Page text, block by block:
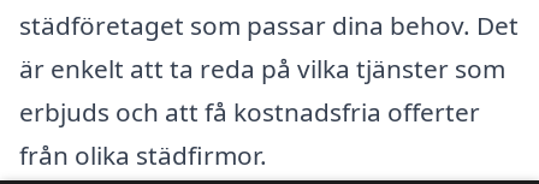
städföretaget som passar dina behov. Det
är enkelt att ta reda på vilka tjänster som
erbjuds och att få kostnadsfria offerter
från olika städfirmor.